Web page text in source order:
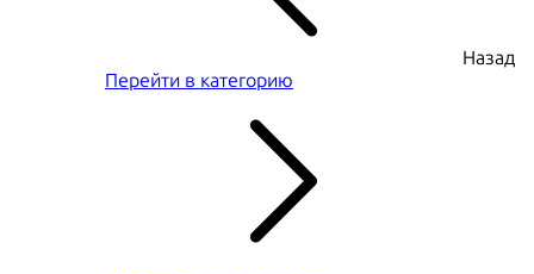
Назад
Перейти в категорию